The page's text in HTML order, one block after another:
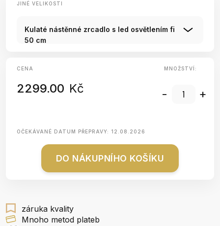
JINÉ VELIKOSTI
Kulaté nástěnné zrcadlo s led osvětlením fi
50 cm
CENA
2299.00 Kč
MNOŽSTVÍ:
- +
OČEKÁVANÉ DATUM PŘEPRAVY: 12.08.2026
DO NÁKUPNÍHO KOŠÍKU
záruka kvality
Mnoho metod plateb